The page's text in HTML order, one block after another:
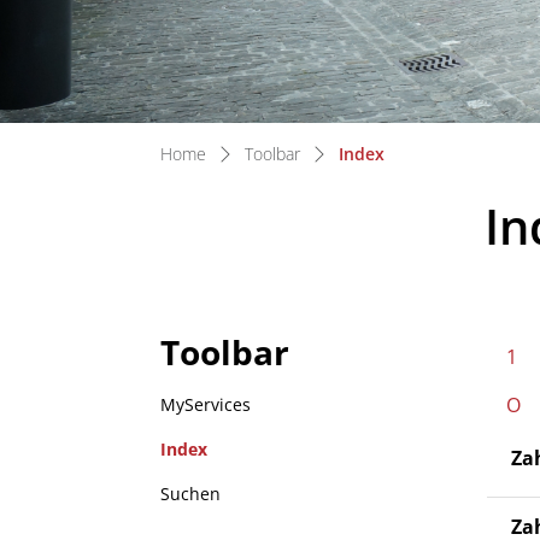
Home Toolbar Index(ausgewählt)
Toolbar
MyServices
Index
(ausgewählt)
Suchen
1
O